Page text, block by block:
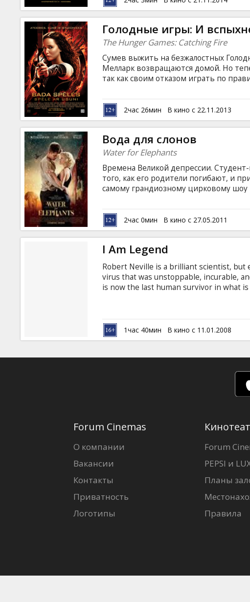
латышском и русском языках.
Голодные игры: И
The Hunger Games: Catching Fire
Сумев выжить на безжалостных
Мелларк возвращаются домой. Но
так как своим отказом играть по
стать особенными, и в этот раз в них
прошлых лет. Китнисс и Пит
соперничать с сильнейшими.
масштаб еще больше, ставки еще
субтитрами на латышском и русском
2час 26мин В кино с 22.11.2013
Вода для слонов
Water for Elephants
Времена Великой депрессии.
того, как его родители погибают, и
самому грандиозному цирковому шоу
которая, правда, замужем за
дрессировщиком В ролях: Reese
Waltz, Paul Schneider, Jim Norton
Netter Сценарий: Richard LaGravenese
субтитрами на латышском и русском
2час 0мин В кино с 27.05.2011
I Am Legend
Robert Neville is a brilliant scientist,
virus that was unstoppable, incurable,
is now the last human survivor in what
Mutant victims of the plague -- The
Neville's every move... waiting for him to
1час 40мин В кино с 11.01.2008
Forum Cinemas
О компании
Вакансии
Контакты
Приватность
Логотипы
Forum
PEPSI и
Планы
Правила